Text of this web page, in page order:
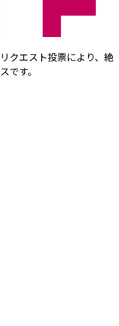
クエスト投票により、絶
です。